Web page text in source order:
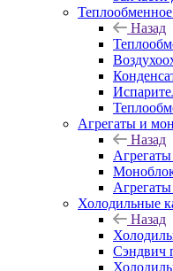
Назад
Агрегаты и
Назад
Холодильные
Назад
Сэндвич